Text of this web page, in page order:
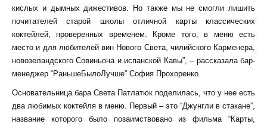
кислых и дымных дижестивов. Но также мы не смогли лишить
почитателей старой школы отличной карты классических
коктейлей, проверенных временем. Кроме того, в меню есть
место и для любителей вин Нового Света, чилийского Карменера,
новозеландского Совиньона и испанской Кавы”, – рассказала бар-
менеджер “РаньшеБылоЛучше” София Прохоренко.
Основательница бара Света Патлатюк поделилась, что у нее есть
два любимых коктейля в меню. Первый – это “Джунгли в стакане”,
название которого было позаимствовано из фильма “Карты,